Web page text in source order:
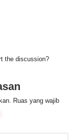
the discussion?
Ruas yang wajib